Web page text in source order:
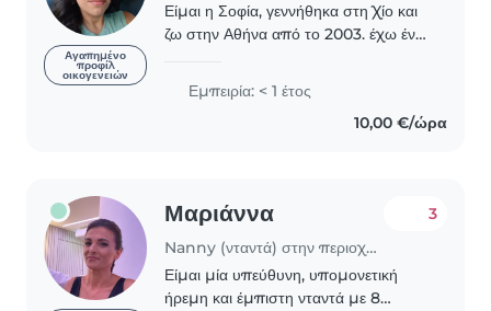
Αγαπημένο
προφίλ
οικογενειών
Είμαι η Σοφία, γεννήθηκα στη Χίο και
ζω στην Αθήνα από το 2003. έχω ένα
παιδαγωγού για παιδιά 3-6 από το
Εμπειρία: < 1 έτος
10,00 €/ώρα
Μαριάννα
Nanny (νταντά) στην περιοχή Αχαρνές
3
Είμαι μία υπεύθυνη, υπομονετική
ήρεμη και έμπιστη νταντά με 8